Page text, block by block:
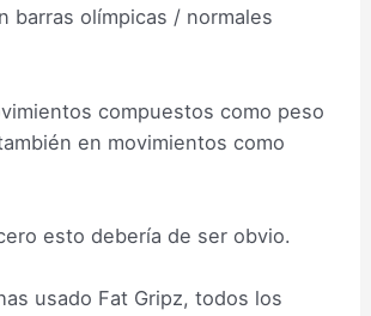
barras olímpicas / normales
compuestos como peso
en movimientos como
esto debería de ser obvio.
usado Fat Gripz, todos los